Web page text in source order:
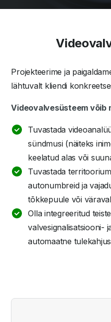
Projekteerime ja
lähtuvalt kliendi
Videovalvesüsteem võib
Tuvastada
sündmusi (näiteks
keelatud alas või
Tuvastada
autonumbreid ja
tõkkepuule või
Olla integreeritud
valvesignalisatsiooni-
automaatne